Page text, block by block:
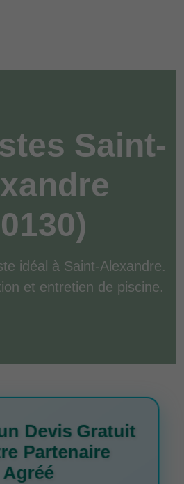
Saint-
idéal à Saint-Alexandre.
et entretien de piscine.
Devis Gratuit
Partenaire
Agréé